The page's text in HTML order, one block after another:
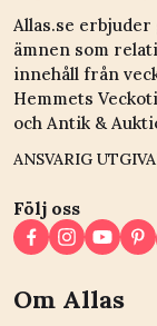
Allas.se
ämnen som
innehåll från
Hemmets
och Antik &
ANSVARIG
Följ oss
Om Allas